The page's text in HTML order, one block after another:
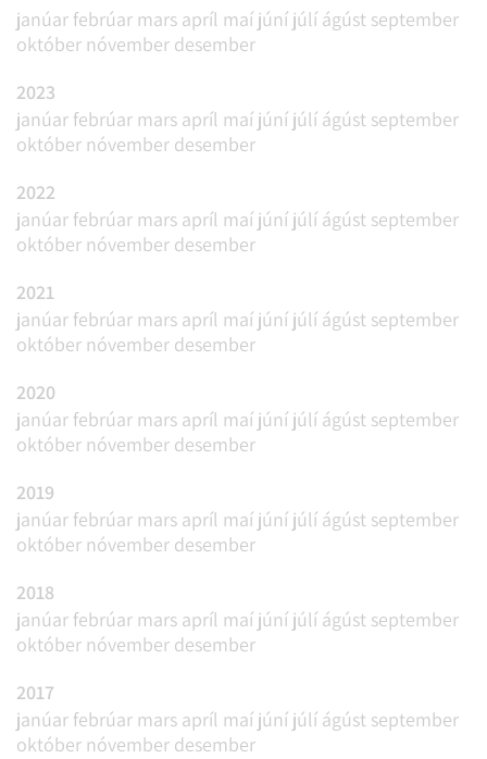
janúar febrúar mars apríl maí júní júlí ágúst september
október nóvember desember
2023
janúar febrúar mars apríl maí júní júlí ágúst september
október nóvember desember
2022
janúar febrúar mars apríl maí júní júlí ágúst september
október nóvember desember
2021
janúar febrúar mars apríl maí júní júlí ágúst september
október nóvember desember
2020
janúar febrúar mars apríl maí júní júlí ágúst september
október nóvember desember
2019
janúar febrúar mars apríl maí júní júlí ágúst september
október nóvember desember
2018
janúar febrúar mars apríl maí júní júlí ágúst september
október nóvember desember
2017
janúar febrúar mars apríl maí júní júlí ágúst september
október nóvember desember